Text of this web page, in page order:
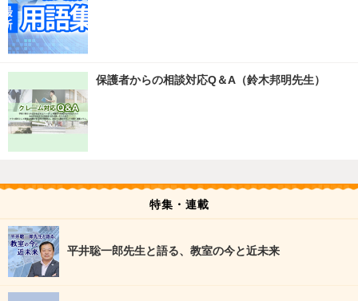
保護者からの相談対応Q＆A（鈴木邦明先生）
特集・連載
平井聡一郎先生と語る、教室の今と近未来